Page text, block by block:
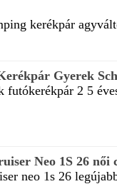
kerékpár
Gyerek
futókerékpár 2 5
Neo 1S 26
neo 1s 26